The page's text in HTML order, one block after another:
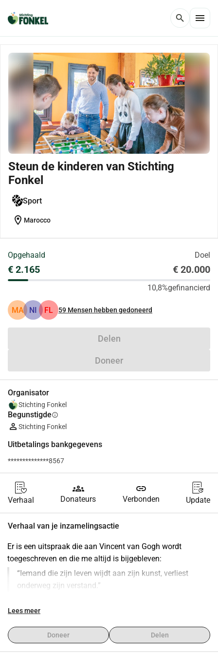
search menu
Steun de kinderen van Stichting
Fonkel
Sport
location_on Marocco
Opgehaald Doel
€ 2.165 € 20.000
10,8%gefinancierd
MA NI FL 59 Mensen hebben gedoneerd
Delen
Doneer
Organisator
Stichting Fonkel
Begunstigdeinfo
Stichting Fonkel
Uitbetalings bankgegevens
**************8567
Verhaal
groups
Donateurs
link
Verbonden Update
Verhaal van je inzamelingsactie
Er is een uitspraak die aan Vincent van Gogh wordt
toegeschreven en die me altijd is bijgebleven:
“Iemand die zijn leven wijdt aan zijn kunst, verliest
onderweg zijn verstand.”
uithoudingsvermogen: bewust het moeilijke pad kiezen en
zien hoe ver discipline en vastberadenheid je kunnen
brengen.
Lees meer
Doneer Delen